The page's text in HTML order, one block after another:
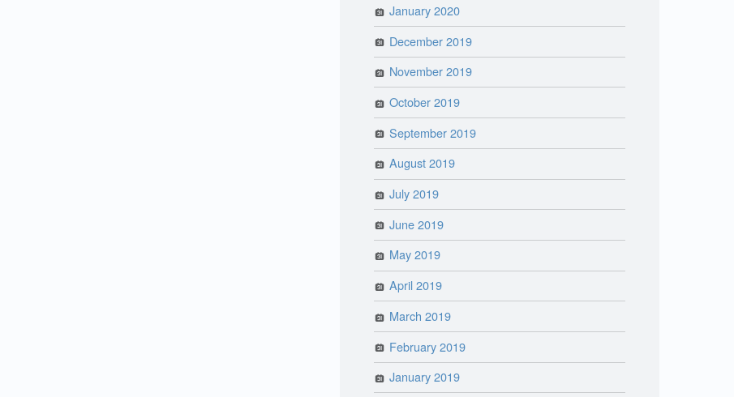
January 2020
December 2019
November 2019
October 2019
September 2019
August 2019
July 2019
June 2019
May 2019
April 2019
March 2019
February 2019
January 2019